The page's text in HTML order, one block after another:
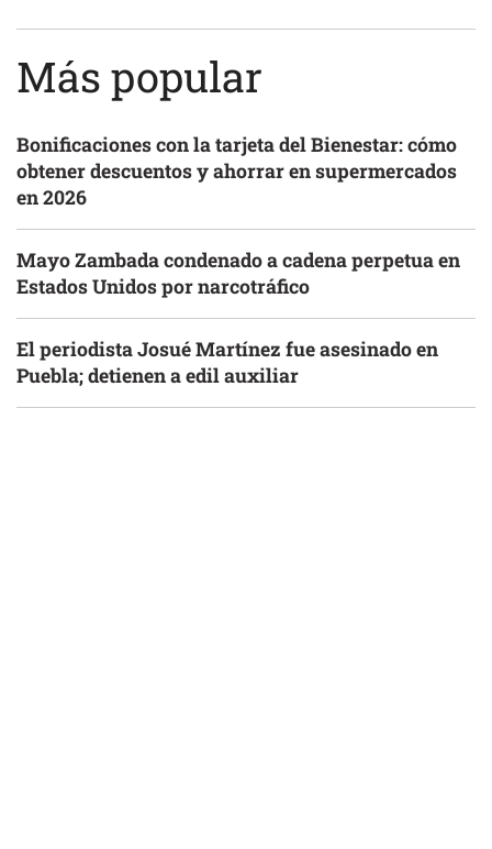
Más popular
Bonificaciones con la tarjeta del Bienestar: cómo
obtener descuentos y ahorrar en supermercados
en 2026
Mayo Zambada condenado a cadena perpetua en
Estados Unidos por narcotráfico
El periodista Josué Martínez fue asesinado en
Puebla; detienen a edil auxiliar